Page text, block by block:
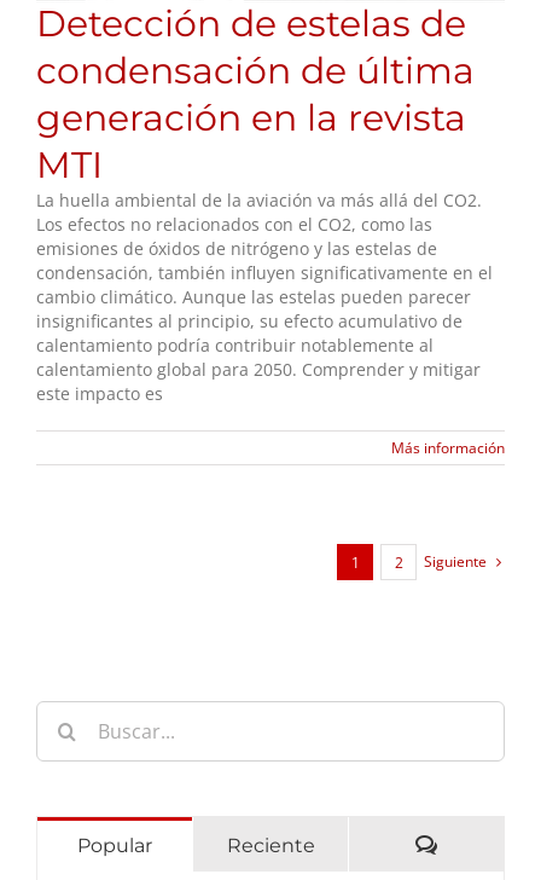
Detección de estelas de
condensación de última
generación en la revista
MTI
La huella ambiental de la aviación va más allá del CO2.
Los efectos no relacionados con el CO2, como las
emisiones de óxidos de nitrógeno y las estelas de
condensación, también influyen significativamente en el
cambio climático. Aunque las estelas pueden parecer
insignificantes al principio, su efecto acumulativo de
calentamiento podría contribuir notablemente al
calentamiento global para 2050. Comprender y mitigar
este impacto es
Más información
1 2 Siguiente
Buscar:
Popular Reciente